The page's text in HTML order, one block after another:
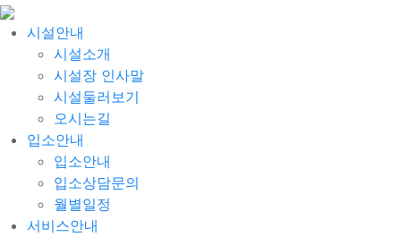
시설안내
시설소개
시설장 인사말
시설둘러보기
오시는길
입소안내
입소안내
입소상담문의
월별일정
서비스안내